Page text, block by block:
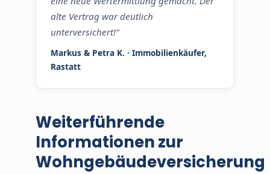
alte Vertrag war deutlich
unterversichert!“
Markus & Petra K. · Immobilienkäufer,
Rastatt
Weiterführende
Informationen zur
Wohngebäudeversicherung